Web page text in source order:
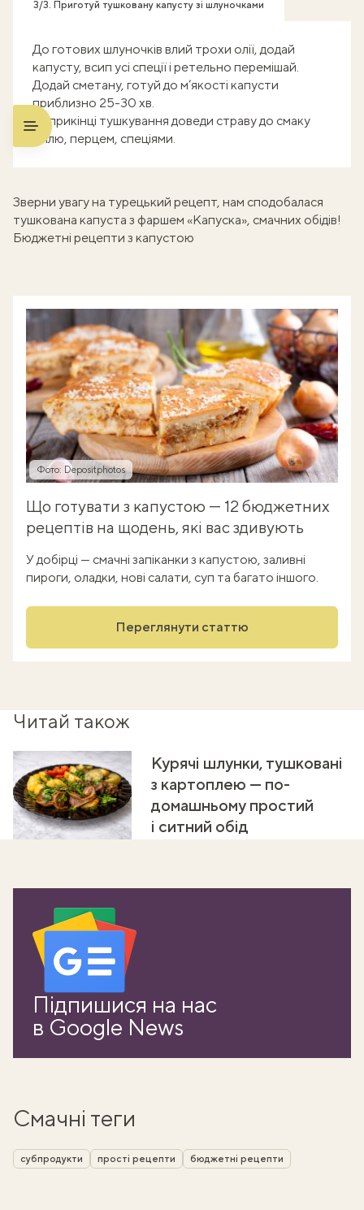
3/3. Приготуй тушковану капусту зі шлуночками
До готових шлуночків влий трохи олії, додай
капусту, всип усі спеції і ретельно перемішай.
Додай сметану, готуй до м’якості капусти
приблизно 25-30 хв.
Наприкінці тушкування доведи страву до смаку
сіллю, перцем, спеціями.
Зверни увагу на турецький рецепт, нам сподобалася
тушкована капуста з фаршем «Капуска», смачних обідів!
Бюджетні рецепти з капустою
Фото: Depositphotos
Що готувати з капустою — 12 бюджетних
рецептів на щодень, які вас здивують
У добірці — смачні запіканки з капустою, заливні
пироги, оладки, нові салати, суп та багато іншого.
Переглянути статтю
Читай також
Курячі шлунки, тушковані
з картоплею — по-
домашньому простий
і ситний обід
Підпишися на нас
в Google News
Смачні теги
субпродукти прості рецепти бюджетні рецепти